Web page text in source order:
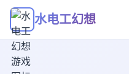
水电工幻想